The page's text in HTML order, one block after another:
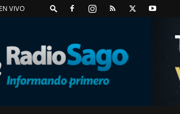
VIVO